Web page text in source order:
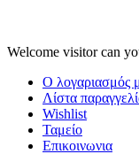
Welcome visitor can
Ο λογαριασμός
Λίστα
Wishlist
Ταμείο
Επικοινωνια